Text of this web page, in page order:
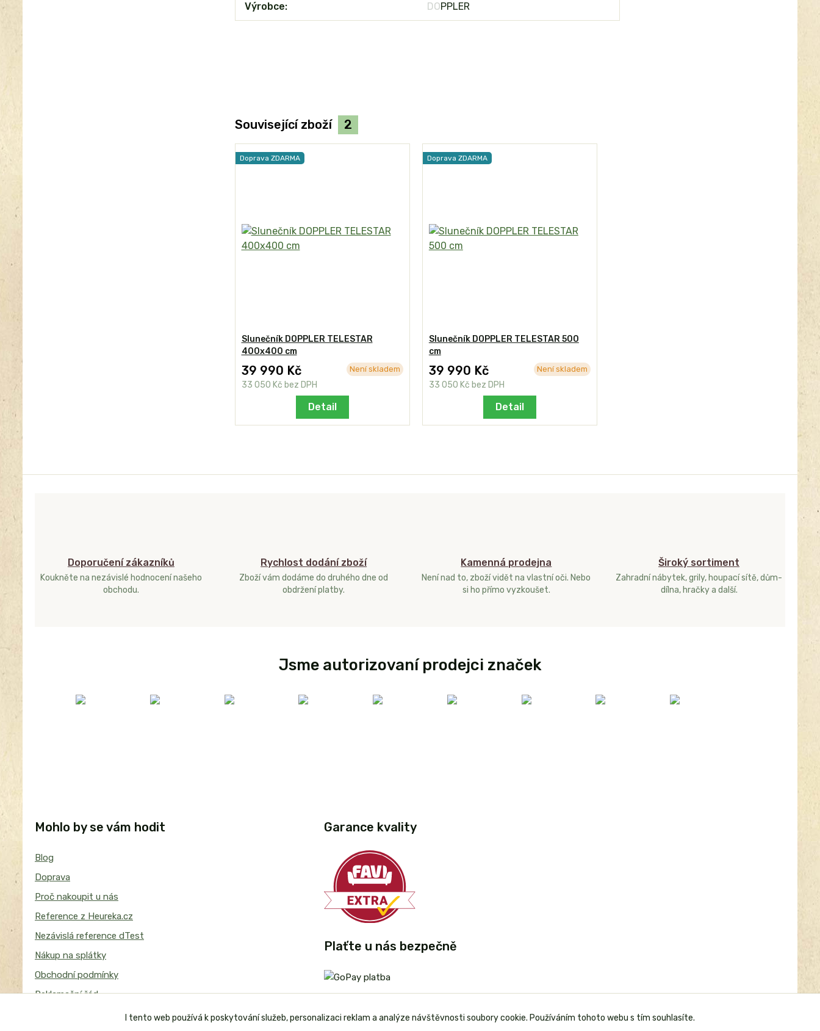
Výrobce DOPPLER
Související zboží 2
Doprava ZDARMA
Slunečník DOPPLER TELESTAR
400x400 cm
39 990 Kč
33 050 Kč bez DPH
Není skladem
Detail
Doprava ZDARMA
Slunečník DOPPLER TELESTAR 500
cm
39 990 Kč
33 050 Kč bez DPH
Není skladem
Detail
Doporučení zákazníků
Koukněte na nezávislé hodnocení našeho
obchodu.
Rychlost dodání zboží
Zboží vám dodáme do druhého dne od
obdržení platby.
Kamenná prodejna
Není nad to, zboží vidět na vlastní oči. Nebo
si ho přímo vyzkoušet.
Široký sortiment
Zahradní nábytek, grily, houpací sítě, dům-
dílna, hračky a další.
Jsme autorizovaní prodejci značek
Mohlo by se vám hodit
Blog
Doprava
Proč nakoupit u nás
Reference z Heureka.cz
Nezávislá reference dTest
Nákup na splátky
Obchodní podmínky
Reklamační řád
Garance kvality
Plaťte u nás bezpečně
I tento web používá k poskytování služeb, personalizaci reklam a analýze návštěvnosti soubory cookie. Používáním tohoto webu s tím souhlasíte.